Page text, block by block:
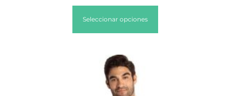
Seleccionar opciones